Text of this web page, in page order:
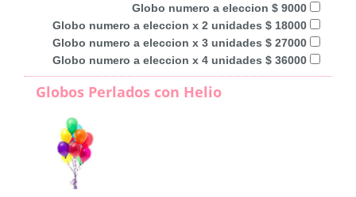
Globo numero a eleccion $ 9000
Globo numero a eleccion x 2 unidades $ 18000
Globo numero a eleccion x 3 unidades $ 27000
Globo numero a eleccion x 4 unidades $ 36000
Globos Perlados con Helio